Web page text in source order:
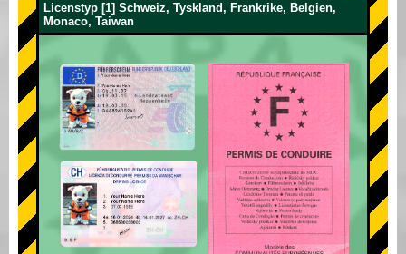
Licenstyp [1] Schweiz, Tyskland, Frankrike, Belgien,
Monaco, Taiwan